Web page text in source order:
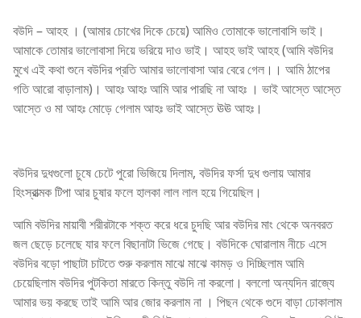
বউদি – আহহ । (আমার চোখের দিকে চেয়ে) আমিও তোমাকে ভালোবাসি ভাই।
আমাকে তোমার ভালোবাসা দিয়ে ভরিয়ে দাও ভাই। আহহ ভাই আহহ (আমি বউদির
মুখে এই কথা শুনে বউদির প্রতি আমার ভালোবাসা আর বেরে গেল।। আমি ঠাপের
গতি আরো বাড়ালাম)। আহঃ আহঃ আমি আর পারছি না আহঃ । ভাই আস্তে আস্তে
আস্তে ও মা আহঃ মোড়ে গেলাম আহঃ ভাই আস্তে ঊঊ আহঃ।
বউদির দুধগুলো চুষে চেটে পুরো ভিজিয়ে দিলাম, বউদির ফর্সা দুধ গুলায় আমার
হিংস্রাত্মক টিপা আর চুষার ফলে হালকা লাল লাল হয়ে গিয়েছিল।
আমি বউদির মায়াবী শরীরটাকে শক্ত করে ধরে চুদছি আর বউদির মাং থেকে অনবরত
জল ছেড়ে চলেছে যার ফলে বিছানাটা ভিজে গেছে। বউদিকে ঘোরালাম নীচে এসে
বউদির বড়ো পাছাটা চাটতে শুরু করলাম মাঝে মাঝে কামড় ও দিচ্ছিলাম আমি
চেয়েছিলাম বউদির পুটকিতা মারতে কিন্তু বউদি না করলো। বললো অন্যদিন রাজ্যে
আমার ভয় করছে তাই আমি আর জোর করলাম না । পিছন থেকে গুদে বাড়া ঢোকালাম